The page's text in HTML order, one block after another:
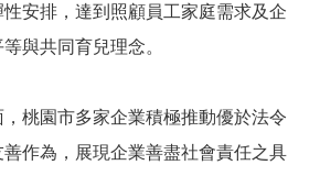
安排，達到照顧員工家庭需求及企
與共同育兒理念。
桃園市多家企業積極推動優於法令
作為，展現企業善盡社會責任之具